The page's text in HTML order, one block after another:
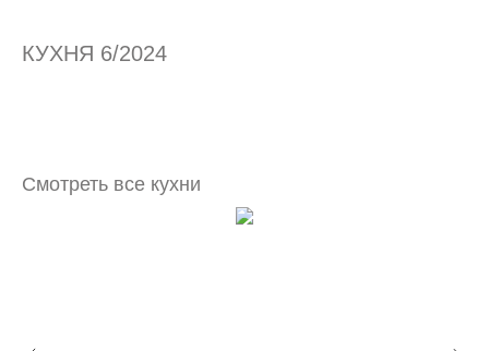
КУХНЯ 6/2024
Смотреть все кухни